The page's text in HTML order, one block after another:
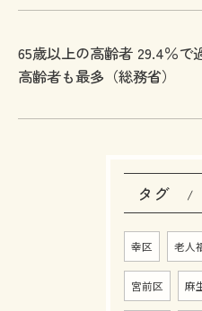
65歳以上の高齢者 29.4％で
高齢者も最多（総務省）
タグ
幸区 老人
宮前区 麻